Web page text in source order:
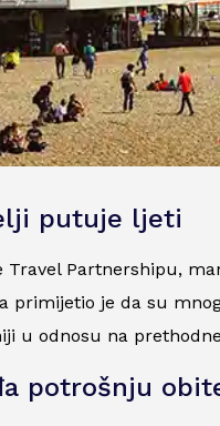
putuje ljeti
Travel Partnershipu,
primijetio je da su
u odnosu na
potrošnju